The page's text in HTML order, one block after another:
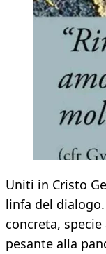
Uniti in Cristo
linfa del
concreta,
pesante alla